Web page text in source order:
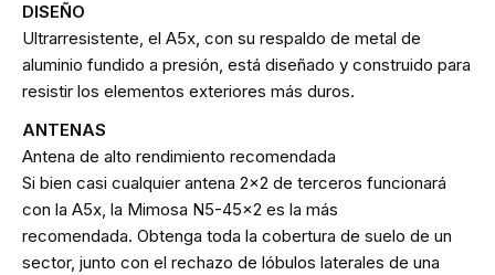
DISEÑO
Ultrarresistente, el A5x, con su respaldo de metal de
aluminio fundido a presión, está diseñado y construido para
resistir los elementos exteriores más duros.
ANTENAS
Antena de alto rendimiento recomendada
Si bien casi cualquier antena 2x2 de terceros funcionará
con la A5x, la Mimosa N5-45x2 es la más
recomendada. Obtenga toda la cobertura de suelo de un
sector, junto con el rechazo de lóbulos laterales de una